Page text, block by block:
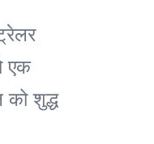
एक
को शुद्ध